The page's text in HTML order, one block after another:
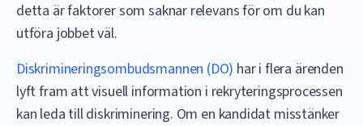
detta är faktorer som saknar relevans för om du kan
utföra jobbet väl.
Diskrimineringsombudsmannen (DO) har i flera ärenden
lyft fram att visuell information i rekryteringsprocessen
kan leda till diskriminering. Om en kandidat misstänker